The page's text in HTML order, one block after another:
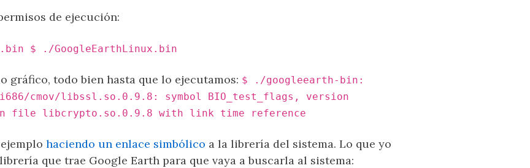
de ejecución:
$ ./GoogleEarthLinux.bin
gráfico, todo bien hasta que lo ejecutamos: $ ./googleearth-bin:
cmov/libssl.so.0.9.8: symbol BIO_test_flags, version
in file libcrypto.so.0.9.8 with link time reference
haciendo un enlace simbólico a la librería del sistema. Lo que yo
que trae Google Earth para que vaya a buscarla al sistema: